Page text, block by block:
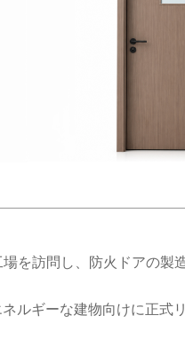
を訪問し、防火ドアの製
ルギーな建物向けに正式